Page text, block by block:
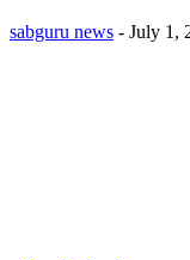
sabguru news - July 1,